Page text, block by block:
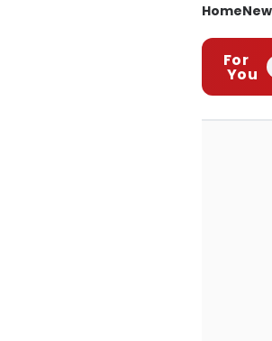
Home
For
You